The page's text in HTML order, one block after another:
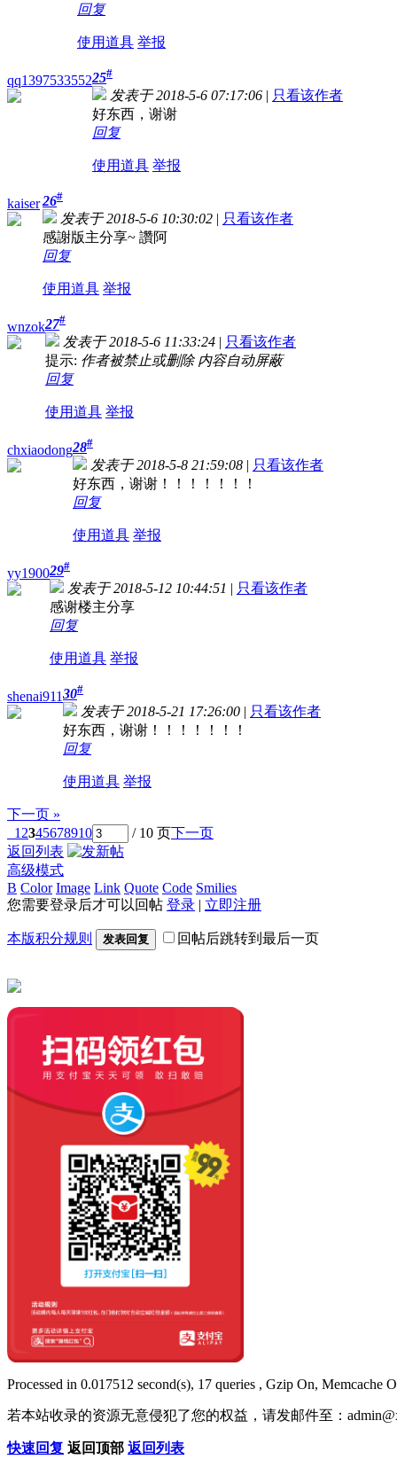
回复
使用道具 举报
qq139753355225#
发表于 2018-5-6 07:17:06 | 只看该作者
好东西，谢谢
回复
使用道具 举报
kaiser26#
发表于 2018-5-6 10:30:02 | 只看该作者
感謝版主分享~ 讚阿
回复
使用道具 举报
wnzok27#
发表于 2018-5-6 11:33:24 | 只看该作者
提示: 作者被禁止或删除 内容自动屏蔽
回复
使用道具 举报
chxiaodong28#
发表于 2018-5-8 21:59:08 | 只看该作者
好东西，谢谢！！！！！！！
回复
使用道具 举报
yy190029#
发表于 2018-5-12 10:44:51 | 只看该作者
感谢楼主分享
回复
使用道具 举报
shenai91130#
发表于 2018-5-21 17:26:00 | 只看该作者
好东西，谢谢！！！！！！！
回复
使用道具 举报
下一页 »
1 2345678910 / 10 页下一页
返回列表
高级模式
B Color Image Link Quote Code Smilies
您需要登录后才可以回帖 登录 | 立即注册
本版积分规则 发表回复 回帖后跳转到最后一页
Processed in 0.017512 second(s), 17 queries , Gzip On, Memcache
若本站收录的资源无意侵犯了您的权益，请发邮件至：
快速回复 返回顶部 返回列表